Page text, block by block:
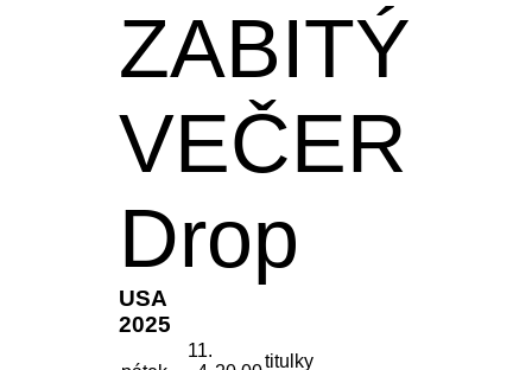
ZABITÝ
VEČER
Drop
USA
2025
11.
titulky